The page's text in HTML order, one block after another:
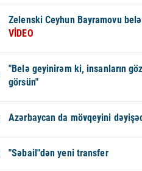
Zelenski Ceyhun Bayramovu
VİDEO
"Belə geyinirəm ki, insanların
görsün"
Azərbaycan da mövqeyini
"Səbail"dən yeni transfer